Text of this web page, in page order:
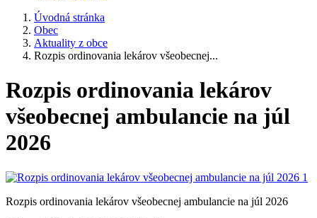
Úvodná stránka
Obec
Aktuality z obce
Rozpis ordinovania lekárov všeobecnej...
Rozpis ordinovania lekárov
všeobecnej ambulancie na júl
2026
Rozpis ordinovania lekárov všeobecnej ambulancie na júl 2026